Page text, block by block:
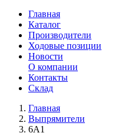
Главная
Каталог
Производители
Ходовые позиции
Новости
О компании
Контакты
Склад
Главная
Выпрямители
6A1